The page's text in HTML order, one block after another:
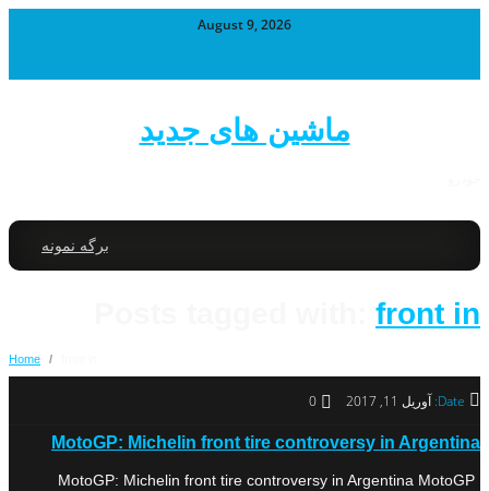
August 9, 2026
ماشین های جدید
برگه نمونه
front in
Home /
Date: آوریل 11, 2017 0
MotoGP: Michelin front tire controversy in Argentina
MotoGP: Michelin front tire controversy in Argentina MotoGP